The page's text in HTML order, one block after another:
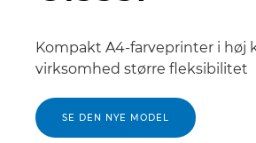
Kompakt A4-farveprinter i høj
virksomhed større fleksibilitet
SE DEN NYE MODEL